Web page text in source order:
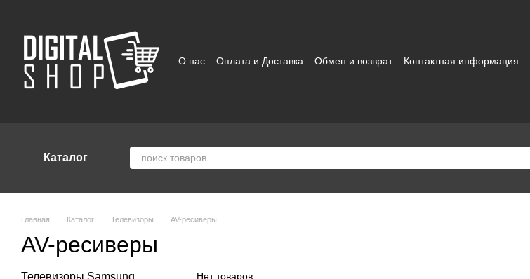
О нас Оплата и Доставка Обмен и возврат Контактная информация
Каталог
Главная Каталог Телевизоры AV-ресиверы
AV-ресиверы
Нет товаров
Телевизоры Samsung